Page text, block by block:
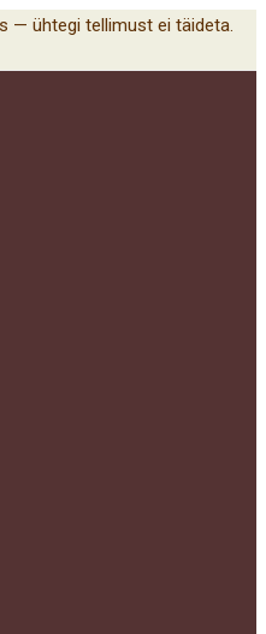
— ühtegi tellimust ei täideta.